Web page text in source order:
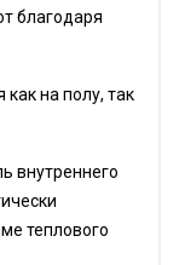
благодаря
на полу, так
внутреннего
теплового